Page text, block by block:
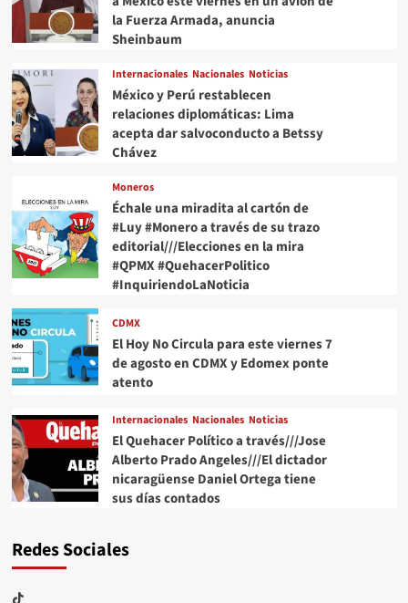
cereal
la Fuerza Armada, anuncia
Sheinbaum
Internacionales Nacionales Noticias
México y Perú restablecen
relaciones diplomáticas: Lima
acepta dar salvoconducto a Betssy
Chávez
Moneros
Échale una miradita al cartón de
#Luy #Monero a través de su trazo
editorial///Elecciones en la mira
#QPMX #QuehacerPolitico
#InquiriendoLaNoticia
CDMX
El Hoy No Circula para este viernes 7
de agosto en CDMX y Edomex ponte
atento
Internacionales Nacionales Noticias
El Quehacer Político a través///Jose
Alberto Prado Angeles///El dictador
nicaragüense Daniel Ortega tiene
sus días contados
Redes Sociales
TikTok